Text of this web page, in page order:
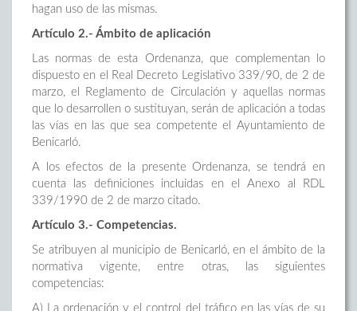
hagan uso de las mismas.
Artículo 2.- Ámbito de aplicación
Las normas de esta Ordenanza, que complementan lo
dispuesto en el Real Decreto Legislativo 339/90, de 2 de
marzo, el Reglamento de Circulación y aquellas normas
que lo desarrollen o sustituyan, serán de aplicación a todas
las vías en las que sea competente el Ayuntamiento de
Benicarló.
A los efectos de la presente Ordenanza, se tendrá en
cuenta las definiciones incluidas en el Anexo al RDL
339/1990 de 2 de marzo citado.
Artículo 3.- Competencias.
Se atribuyen al municipio de Benicarló, en el ámbito de la
normativa vigente, entre otras, las siguientes
competencias:
A) La ordenación y el control del tráfico en las vías de su